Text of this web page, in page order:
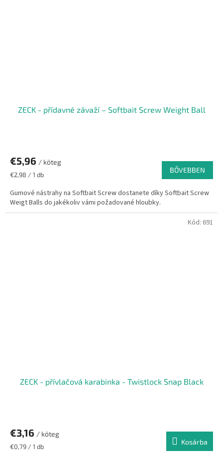
ZECK - přídavné závaží – Softbait Screw Weight Ball
€5,96 / köteg
Egységár:
€2,98 / 1 db
BŐVEBBEN
Gumové nástrahy na Softbait Screw dostanete díky Softbait Screw
Weigt Balls do jakékoliv vámi požadované hloubky.
ZECK - přívlačová karabinka - Twistlock Snap Black
€3,16 / köteg
Egységár:
€0,79 / 1 db
Kosárba
Kód: 691